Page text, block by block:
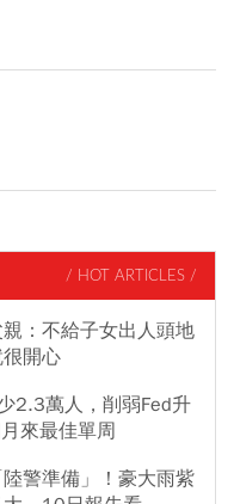
/ HOT ARTICLES /
：不給子女出人頭地
開心
2.3萬人，削弱Fed升
來最佳單周
警準備」！豪大雨紫